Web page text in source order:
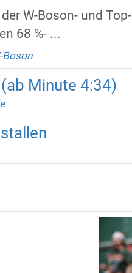
W-Boson- und Top-
68 %- ...
Boson
Minute 4:34)